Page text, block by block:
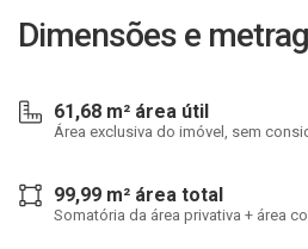
Dimensões e
61,68 m² área útil
Área exclusiva do imóvel, sem
99,99 m² área total
Somatória da área privativa + área